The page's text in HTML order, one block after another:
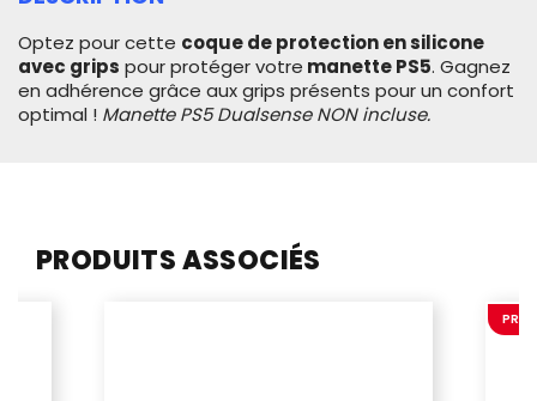
Optez pour cette coque de protection en silicone
avec grips pour protéger votre manette PS5. Gagnez
en adhérence grâce aux grips présents pour un confort
optimal ! Manette PS5 Dualsense NON incluse.
PRODUITS ASSOCIÉS